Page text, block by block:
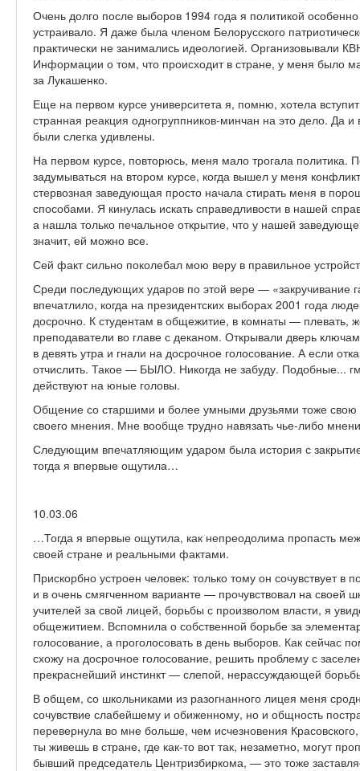
Очень долго после выборов 1994 года я политикой
устраивало. Я даже была членом Белорусского
практически не занимались идеологией. Организовывали
Информации о том, что происходит в стране, у меня было
за Лукашенко.
Еще на первом курсе университета я, помню, хотела
странная реакция одногруппников-минчан на это дело. Да
были слегка удивлены.­
На первом курсе, повторюсь, меня мало трогала политика.
задумываться на втором курсе, когда вышел у меня
стервозная заведующая просто начала стирать меня в
способами. Я кинулась искать справедливости в нашей
а нашла только печальное открытие, что у нашей
значит, ей можно все.
Сей факт сильно поколебал мою веру в правильное
Среди последующих ударов по этой вере — «закручивание
впечатлило, когда на президентских выборах 2001 года
досрочно. К студентам в общежитие, в комнаты — плевать,
преподаватели во главе с деканом. Открывали дверь
в девять утра и гнали на досрочное голосование. А если
отчислить. Такое — БЫЛО. Никогда не забуду. Подобные...
действуют на юные головы.
Общение со старшими и более умными друзьями тоже
своего мнения. Мне вообще трудно навязать чье-либо
Следующим впечатляющим ударом была история с
тогда я впервые ощутила…
10.03.06
…Тогда я впервые ощутила, как непреодолима пропасть
своей стране и реальными фактами.
Прискорбно устроен человек: только тому он сочувствует
и в очень смягченном варианте — прочувствовал на своей
учителей за свой лицей, борьбы с произволом власти, я
общежитием. Вспомнила о собственной борьбе за
голосование, а проголосовать в день выборов. Как сейчас
схожу на досрочное голосование, решить проблему с
прекраснейший инстинкт — слепой, нерассуждающей
В общем, со школьниками из разогнанного лицея меня
сочувствие слабейшему и обиженному, но и общность
перевернула во мне больше, чем исчезновения
ты живешь в стране, где как-то вот так, незаметно, могут
бывший председатель Центризбиркома, — это тоже